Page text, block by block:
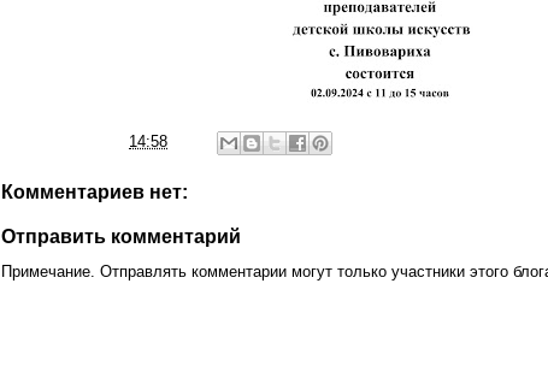
14:58
Комментариев нет:
Отправить комментарий
Примечание. Отправлять комментарии могут только участники этого